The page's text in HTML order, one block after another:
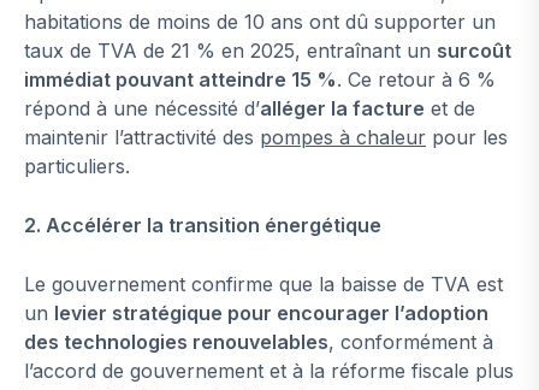
habitations de moins de 10 ans ont dû supporter un
taux de TVA de 21 % en 2025, entraînant un surcoût
immédiat pouvant atteindre 15 %. Ce retour à 6 %
répond à une nécessité d’alléger la facture et de
maintenir l’attractivité des pompes à chaleur pour les
particuliers.
2. Accélérer la transition énergétique
Le gouvernement confirme que la baisse de TVA est
un levier stratégique pour encourager l’adoption
des technologies renouvelables, conformément à
l’accord de gouvernement et à la réforme fiscale plus